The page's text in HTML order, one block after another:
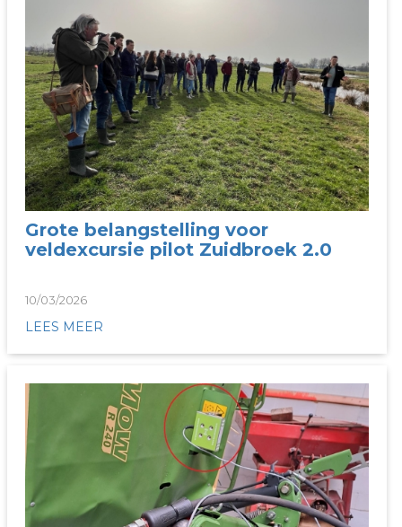
Grote belangstelling voor
veldexcursie pilot Zuidbroek 2.0
10/03/2026
LEES MEER